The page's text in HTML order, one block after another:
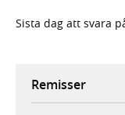
Sista dag att svara
Remisser